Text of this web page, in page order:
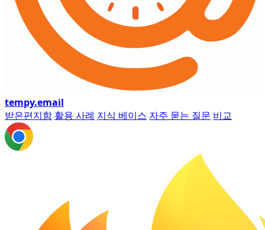
tempy.email
받은편지함 활용 사례 지식 베이스 자주 묻는 질문 비교